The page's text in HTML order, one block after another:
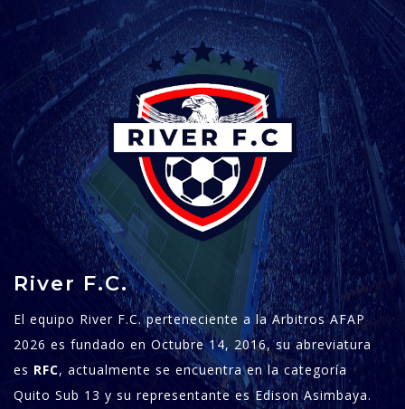
River F.C.
El equipo River F.C. perteneciente a la Arbitros AFAP
2026 es fundado en Octubre 14, 2016, su abreviatura
es RFC, actualmente se encuentra en la categoría
Quito Sub 13 y su representante es Edison Asimbaya.